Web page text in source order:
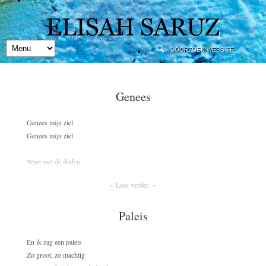
Genees
Genees mijn ziel
Genees mijn ziel
Want met de doden
Zo kan ik het leven
Niet verder leven
~ Lees verder ~
Paleis
En ik zag een paleis
Zo groot, zo machtig